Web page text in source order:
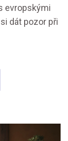
evropskými
dát pozor při